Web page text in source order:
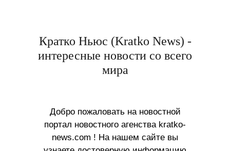
Кратко Ньюс (Kratko News) -
интересные новости со всего
мира
Добро пожаловать на новостной
портал новостного агенства kratko-
news.com ! На нашем сайте вы